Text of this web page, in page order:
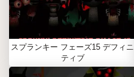
スプランキー フェーズ15 デフィニ
ティブ